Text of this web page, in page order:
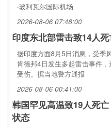
·玻利瓦尔国际机场
2026-08-06 07:48:00
印度东北部雷击致14人
据印度方面8月5日消息，受季
肯德邦4日发生多起雷击事件
受伤。据当地警方通报
2026-08-06 00:41:00
韩国罕见高温致19人死
状态